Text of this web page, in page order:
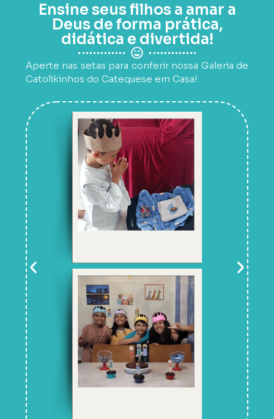
Ensine seus filhos a amar a
Deus de forma prática,
didática e divertida!
Aperte nas setas para conferir nossa Galeria de
Catolikinhos do Catequese em Casa!